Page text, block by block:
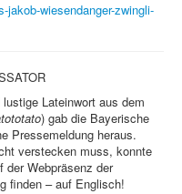
jakob-wiesendanger-zwingli-
Lateinwort aus dem
) gab die Bayerische
Pressemeldung heraus.
verstecken muss, konnte
der Webpräsenz der
finden – auf Englisch!